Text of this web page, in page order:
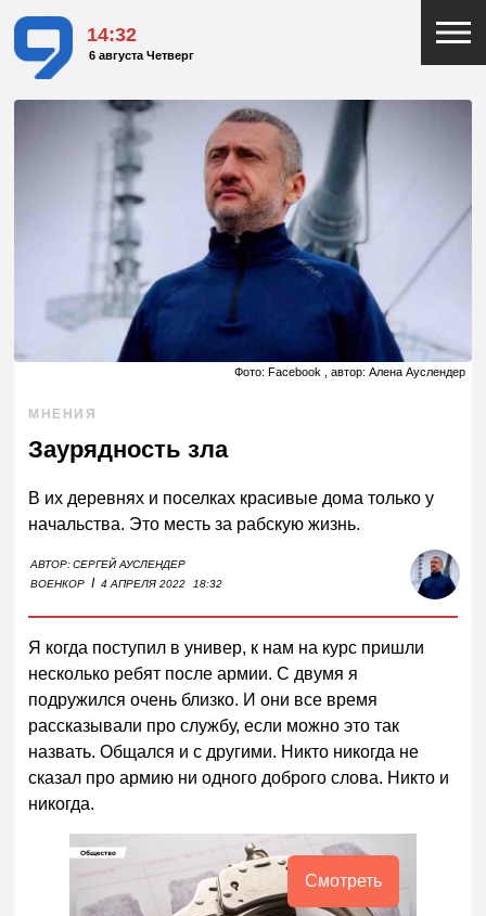
14:32
6 августа Четверг
Фото: Facebook , автор: Алена Ауслендер
МНЕНИЯ
Заурядность зла
В их деревнях и поселках красивые дома только у
начальства. Это месть за рабскую жизнь.
АВТОР:СЕРГЕЙ АУСЛЕНДЕР
ВОЕНКОР I 4 АПРЕЛЯ 2022 18:32
Я когда поступил в универ, к нам на курс пришли
несколько ребят после армии. С двумя я
подружился очень близко. И они все время
рассказывали про службу, если можно это так
назвать. Общался и с другими. Никто никогда не
сказал про армию ни одного доброго слова. Никто и
никогда.
Смотреть